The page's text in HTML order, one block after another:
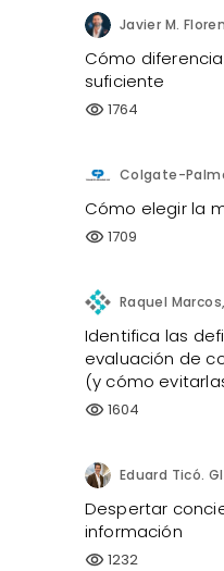
Javier M.
Cómo
suficiente
visibility 1764
Colgate-
Cómo elegir la
visibility 1709
Identifica las
evaluación de
(y cómo
visibility 1604
Eduard Ticó.
Despertar
información
visibility 1232